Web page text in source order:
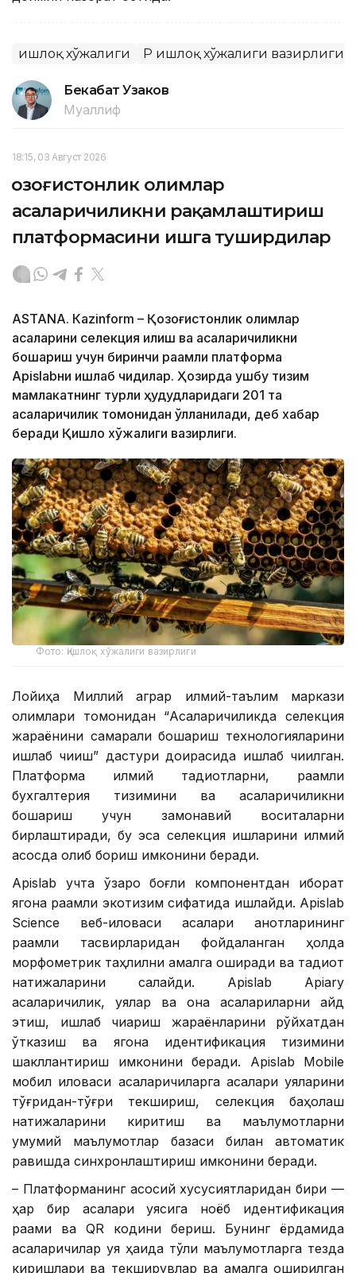
Қишлоқ хўжалиги ҚР Қишлоқ хўжалиги вазирлиги
Бекабат Узаков
Муаллиф
18:15, 03 Август 2026
Қозоғистонлик олимлар
асаларичиликни рақамлаштириш
платформасини ишга туширдилар
ASTANА. Кazinform – Қозоғистонлик олимлар
асаларини селекция қилиш ва асаларичиликни
бошқариш учун биринчи рақамли платформа
Apislabни ишлаб чиқдилар. Ҳозирда ушбу тизим
мамлакатнинг турли ҳудудларидаги 201 та
асаларичилик томонидан қўлланилади, деб хабар
беради Қишлоқ хўжалиги вазирлиги.
Фото: Қишлоқ хўжалиги вазирлиги
Лойиҳа Миллий аграр илмий-таълим маркази
олимлари томонидан “Асаларичиликда селекция
жараёнини самарали бошқариш технологияларини
ишлаб чиқиш” дастури доирасида ишлаб чиқилган.
Платформа илмий тадқиқотларни, рақамли
бухгалтерия тизимини ва асаларичиликни
бошқариш учун замонавий воситаларни
бирлаштиради, бу эса селекция ишларини илмий
асосда олиб бориш имконини беради.
Apislab учта ўзаро боғлиқ компонентдан иборат
ягона рақамли экотизим сифатида ишлайди. Apislab
Science веб-иловаси асалари қанотларининг
рақамли тасвирларидан фойдаланган ҳолда
морфометрик таҳлилни амалга оширади ва тадқиқот
натижаларини сақлайди. Apislab Apiary
асаларичилик, уялар ва она асалариларни қайд
этиш, ишлаб чиқариш жараёнларини рўйхатдан
ўтказиш ва ягона идентификация тизимини
шакллантириш имконини беради. Apislab Mobile
мобил иловаси асаларичиларга асалари уяларини
тўғридан-тўғри текшириш, селекция баҳолаш
натижаларини киритиш ва маълумотларни
умумий маълумотлар базаси билан автоматик
равишда синхронлаштириш имконини беради.
– Платформанинг асосий хусусиятларидан бири —
ҳар бир асалари уясига ноёб идентификация
рақами ва QR кодини бериш. Бунинг ёрдамида
асаларичилар уя ҳақида тўлиқ маълумотларга тезда
киришлари ва текширувлар ва амалга оширилган